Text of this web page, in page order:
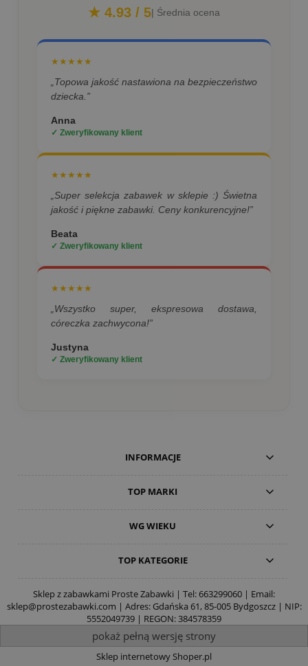
★ 4.93 / 5| Średnia ocena
★★★★★
„Topowa jakość nastawiona na bezpieczeństwo
dziecka.”
Anna
✓ Zweryfikowany klient
★★★★★
„Super selekcja zabawek w sklepie :) Świetna
jakość i piękne zabawki. Ceny konkurencyjne!”
Beata
✓ Zweryfikowany klient
★★★★★
„Wszystko super, ekspresowa dostawa,
córeczka zachwycona!”
Justyna
✓ Zweryfikowany klient
INFORMACJE
TOP MARKI
WG WIEKU
TOP KATEGORIE
Sklep z zabawkami Proste Zabawki | Tel:663299060 | Email:
sklep@prostezabawki.com | Adres: Gdańska 61, 85-005 Bydgoszcz | NIP:
5552049739 | REGON: 384578359
pokaż pełną wersję strony
Sklep internetowy Shoper.pl